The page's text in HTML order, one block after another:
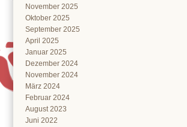
November 2025
Oktober 2025
September 2025
April 2025
Januar 2025
Dezember 2024
November 2024
März 2024
Februar 2024
August 2023
Juni 2022